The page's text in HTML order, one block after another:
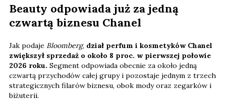
Beauty odpowiada już za jedną
czwartą biznesu Chanel
Jak podaje Bloomberg, dział perfum i kosmetyków Chanel
zwiększył sprzedaż o około 8 proc. w pierwszej połowie
2026 roku. Segment odpowiada obecnie za około jedną
czwartą przychodów całej grupy i pozostaje jednym z trzech
strategicznych filarów biznesu, obok mody oraz zegarków i
biżuterii.